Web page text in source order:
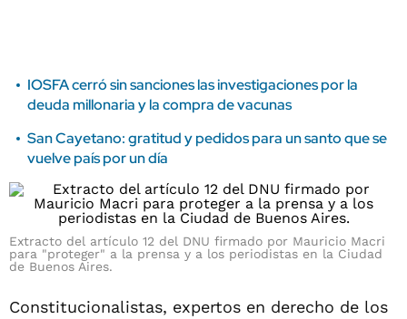
IOSFA cerró sin sanciones las investigaciones por la
deuda millonaria y la compra de vacunas
San Cayetano: gratitud y pedidos para un santo que se
vuelve país por un día
Extracto del artículo 12 del DNU firmado por Mauricio Macri
para "proteger" a la prensa y a los periodistas en la Ciudad
de Buenos Aires.
Constitucionalistas, expertos en derecho de los